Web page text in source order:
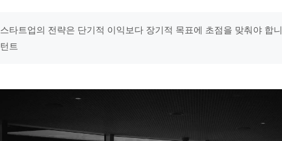
스타트업의 전략은 단기적 이익보다 장기적 목표에 초점을 맞춰야 합
턴트